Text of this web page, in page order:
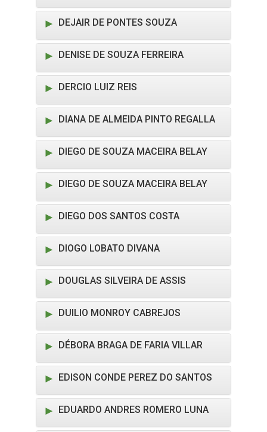
DEJAIR DE PONTES SOUZA
DENISE DE SOUZA FERREIRA
DERCIO LUIZ REIS
DIANA DE ALMEIDA PINTO REGALLA
DIEGO DE SOUZA MACEIRA BELAY
DIEGO DE SOUZA MACEIRA BELAY
DIEGO DOS SANTOS COSTA
DIOGO LOBATO DIVANA
DOUGLAS SILVEIRA DE ASSIS
DUILIO MONROY CABREJOS
DÉBORA BRAGA DE FARIA VILLAR
EDISON CONDE PEREZ DO SANTOS
EDUARDO ANDRES ROMERO LUNA